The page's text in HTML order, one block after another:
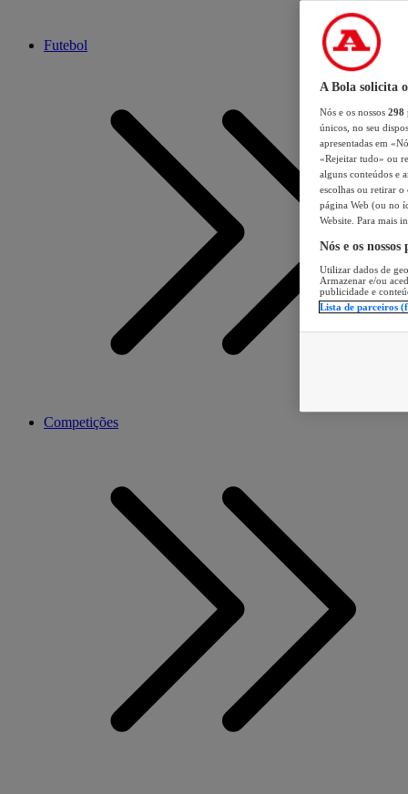
Futebol
Competições
A Bola solicita
Nós e os nossos 298
únicos, no seu
apresentadas em
«Rejeitar tudo» ou
alguns conteúdos e
escolhas ou retirar
página Web (ou no
Website. Para mais
Nós e os
Utilizar dados de
Armazenar e/ou
publicidade e
Lista de parceiros